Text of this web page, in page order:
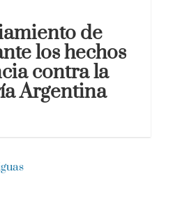
de
los hechos
contra la
Argentina